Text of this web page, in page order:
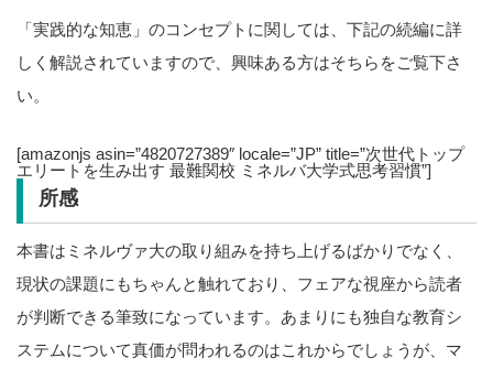
「実践的な知恵」のコンセプトに関しては、下記の続編に詳
しく解説されていますので、興味ある方はそちらをご覧下さ
い。
[amazonjs asin=”4820727389″ locale=”JP” title=”次世代トップ
エリートを生み出す 最難関校 ミネルバ大学式思考習慣”]
所感
本書はミネルヴァ大の取り組みを持ち上げるばかりでなく、
現状の課題にもちゃんと触れており、フェアな視座から読者
が判断できる筆致になっています。あまりにも独自な教育シ
ステムについて真価が問われるのはこれからでしょうが、マ